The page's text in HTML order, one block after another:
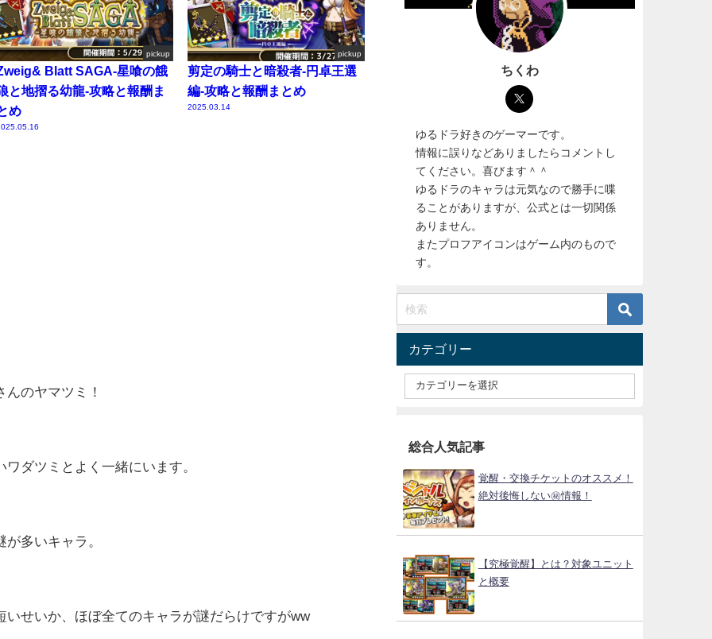
pickup
Blatt SAGA-星喰の餓
と地摺る幼龍-攻略と報酬ま
め
pickup
剪定の騎士と暗殺者-円卓王選
編-攻略と報酬まとめ
2025.03.14
のヤマツミ！
ダツミとよく一緒にいます。
多いキャラ。
いせいか、ほぼ全てのキャラが謎だらけですがww
ちくわ
ゆるドラ好きのゲーマーです。
情報に誤りなどありましたらコメントし
てください。喜びます＾＾
ゆるドラのキャラは元気なので勝手に喋
ることがありますが、公式とは一切関係
ありません。
またプロフアイコンはゲーム内のもので
す。
カテゴリー
総合人気記事
覚醒・交換チケットのオススメ！
絶対後悔しない㊙情報！
【究極覚醒】とは？対象ユニット
と概要